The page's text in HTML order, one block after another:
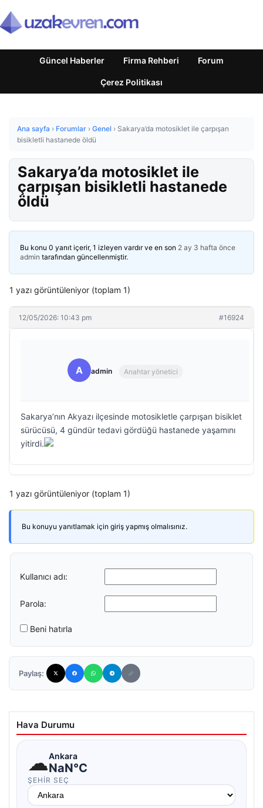
Güncel Haberler Firma Rehberi Forum
Çerez Politikası
Ana sayfa › Forumlar › Genel › Sakarya’da motosiklet ile çarpışan
bisikletli hastanede öldü
Sakarya’da motosiklet ile
çarpışan bisikletli hastanede
öldü
Bu konu 0 yanıt içerir, 1 izleyen vardır ve en son 2 ay 3 hafta önce
admin tarafından güncellenmiştir.
1 yazı görüntüleniyor (toplam 1)
12/05/2026: 10:43 pm #16924
A admin Anahtar yönetici
Sakarya’nın Akyazı ilçesinde motosikletle çarpışan bisiklet
sürücüsü, 4 gündür tedavi gördüğü hastanede yaşamını
yitirdi.
1 yazı görüntüleniyor (toplam 1)
Bu konuyu yanıtlamak için giriş yapmış olmalısınız.
Kullanıcı adı:
Parola:
Beni hatırla
Paylaş:
Hava Durumu
☁Ankara
NaN°C
ŞEHIR SEÇ